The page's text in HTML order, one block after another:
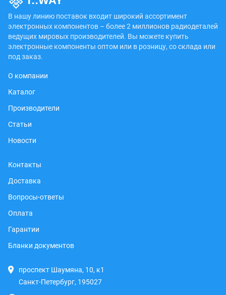
В нашу линию поставок входит широкий ассортимент
электронных компонентов – более 2 миллионов радиодеталей
ведущих мировых производителей. Вы можете купить
электронные компоненты оптом или в розницу, со склада или
под заказ.
О компании
Каталог
Производители
Статьи
Новости
Контакты
Доставка
Вопросы-ответы
Оплата
Гарантии
Бланки документов
проспект Шаумяна, 10, к1
Санкт-Петербург, 195027